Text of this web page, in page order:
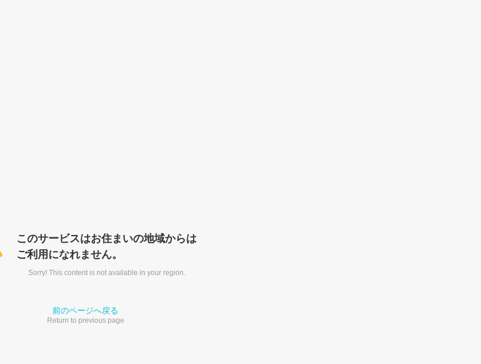
このサービスはお住まいの地域からは
ご利用になれません。
Sorry! This content is not available in your region.
前のページへ戻る
Return to previous page